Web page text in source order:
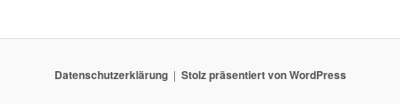
Datenschutzerklärung Stolz präsentiert von WordPress